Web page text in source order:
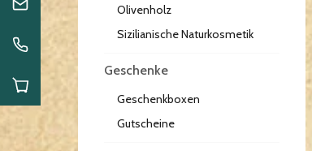
Olivenholz
Sizilianische Naturkosmetik
Geschenke
Geschenkboxen
Gutscheine